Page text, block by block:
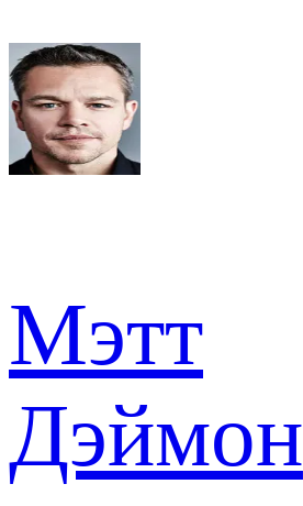
Мэтт
Дэймон